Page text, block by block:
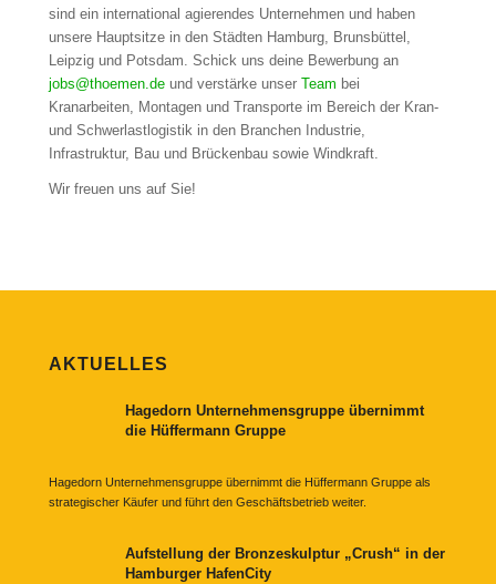
sind ein international agierendes Unternehmen und haben
unsere Hauptsitze in den Städten Hamburg, Brunsbüttel,
Leipzig und Potsdam. Schick uns deine Bewerbung an
jobs@thoemen.deund verstärke unser Team bei
Kranarbeiten, Montagen und Transporte im Bereich der Kran-
und Schwerlastlogistik in den Branchen Industrie,
Infrastruktur, Bau und Brückenbau sowie Windkraft.
Wir freuen uns auf Sie!
AKTUELLES
Hagedorn Unternehmensgruppe übernimmt
die Hüffermann Gruppe
Hagedorn Unternehmensgruppe übernimmt die Hüffermann Gruppe als
strategischer Käufer und führt den Geschäftsbetrieb weiter.
Aufstellung der Bronzeskulptur „Crush“ in der
Hamburger HafenCity